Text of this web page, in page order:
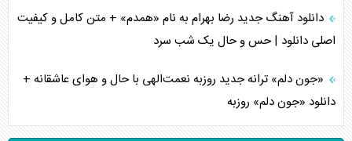
دانلود آهنگ جدید رضا بهرام به نام «همدم» + متن کامل و کیفیت
اصلی دانلود | حس و حال یک شب سرد
«جون دلم» ترانه جدید روزبه نعمت‌الهی با حال و هوای عاشقانه +
دانلود «جون دلم» روزبه